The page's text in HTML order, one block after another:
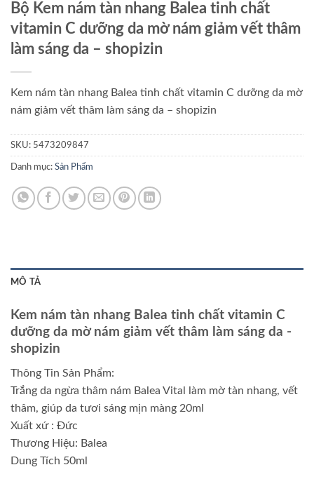
Bộ Kem nám tàn nhang Balea tinh chất
vitamin C dưỡng da mờ nám giảm vết thâm
làm sáng da – shopizin
Kem nám tàn nhang Balea tinh chất vitamin C dưỡng da mờ
nám giảm vết thâm làm sáng da – shopizin
SKU: 5473209847
Danh mục: Sản Phẩm
MÔ TẢ
Kem nám tàn nhang Balea tinh chất vitamin C
dưỡng da mờ nám giảm vết thâm làm sáng da -
shopizin
Thông Tin Sản Phẩm:
Trắng da ngừa thâm nám Balea Vital làm mờ tàn nhang, vết
thâm, giúp da tươi sáng mịn màng 20ml
Xuất xứ : Đức
Thương Hiệu: Balea
Dung Tích 50ml